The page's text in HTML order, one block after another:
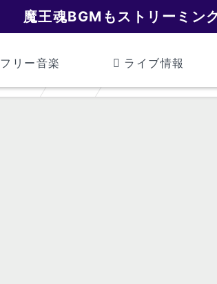
魔王魂BGMもストリーミン
フリー音楽 ライブ情報